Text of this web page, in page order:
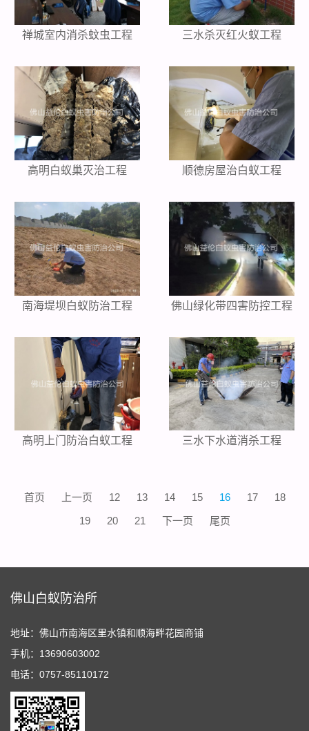
禅城室内消杀蚊虫工程 三水杀灭红火蚁工程
高明白蚁巢灭治工程 顺德房屋治白蚁工程
南海堤坝白蚁防治工程 佛山绿化带四害防控工程
高明上门防治白蚁工程 三水下水道消杀工程
首页 上一页 12 13 14 15 16 17
18
19
20 21 下一页 尾页
佛山白蚁防治所
地址：佛山市南海区里水镇和顺海畔花园商铺
手机：13690603002
电话：0757-85110172